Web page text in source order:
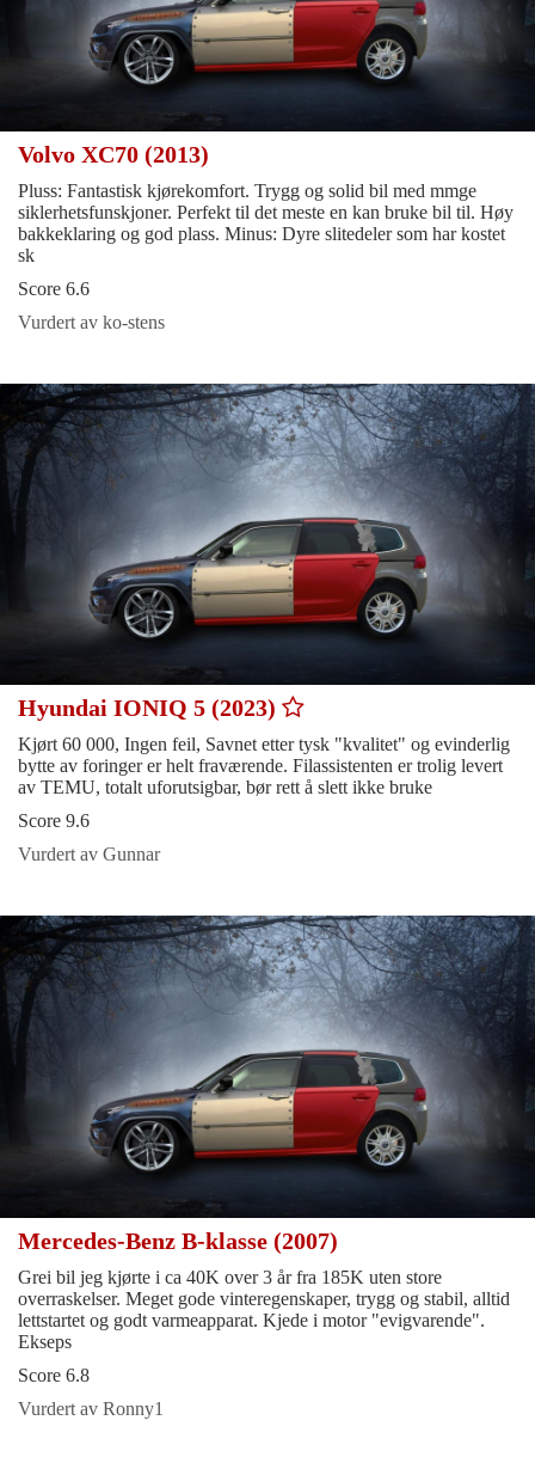
Volvo XC70 (2013)
Pluss: Fantastisk kjørekomfort. Trygg og solid bil med mmge
siklerhetsfunskjoner. Perfekt til det meste en kan bruke bil til. Høy
bakkeklaring og god plass. Minus: Dyre slitedeler som har kostet
sk
Score 6.6
Vurdert av ko-stens
Hyundai IONIQ 5 (2023)
Kjørt 60 000, Ingen feil, Savnet etter tysk "kvalitet" og evinderlig
bytte av foringer er helt fraværende. Filassistenten er trolig levert
av TEMU, totalt uforutsigbar, bør rett å slett ikke bruke
Score 9.6
Vurdert av Gunnar
Mercedes-Benz B-klasse (2007)
Grei bil jeg kjørte i ca 40K over 3 år fra 185K uten store
overraskelser. Meget gode vinteregenskaper, trygg og stabil, alltid
lettstartet og godt varmeapparat. Kjede i motor "evigvarende".
Ekseps
Score 6.8
Vurdert av Ronny1